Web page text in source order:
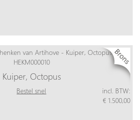
Kuiper, Octopus
Bestel snel
incl. BTW:
€ 1.500,00